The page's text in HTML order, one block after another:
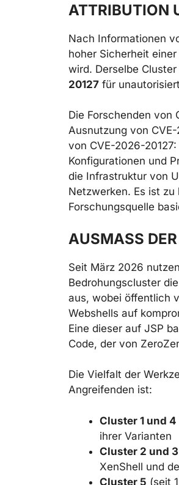
ATTRIBUTION
Nach Informationen
hoher Sicherheit
wird. Derselbe
20127 für
Die Forschenden von
Ausnutzung von
von CVE-2026-
Konfigurationen und
die Infrastruktur von
Netzwerken. Es ist
Forschungsquelle
AUSMASS
Seit März 2026
Bedrohungscluster
aus, wobei öffentlich
Webshells auf
Eine dieser auf JSP
Code, der von
Die Vielfalt der
Angreifenden ist:
Cluster 1 und 4
ihrer Varianten
Cluster 2 und 3
XenShell und
Cluster 5 (seit